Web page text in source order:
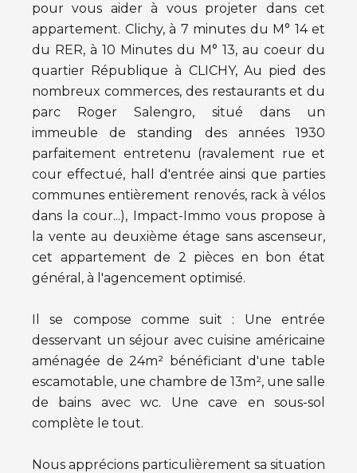
pour vous aider à vous projeter dans cet
appartement. Clichy, à 7 minutes du M° 14 et
du RER, à 10 Minutes du M° 13, au coeur du
quartier République à CLICHY, Au pied des
nombreux commerces, des restaurants et du
parc Roger Salengro, situé dans un
immeuble de standing des années 1930
parfaitement entretenu (ravalement rue et
cour effectué, hall d'entrée ainsi que parties
communes entièrement renovés, rack à vélos
dans la cour...), Impact-Immo vous propose à
la vente au deuxième étage sans ascenseur,
cet appartement de 2 pièces en bon état
général, à l'agencement optimisé.
Il se compose comme suit : Une entrée
desservant un séjour avec cuisine américaine
aménagée de 24m² bénéficiant d'une table
escamotable, une chambre de 13m², une salle
de bains avec wc. Une cave en sous-sol
complète le tout.
Nous apprécions particulièrement sa situation